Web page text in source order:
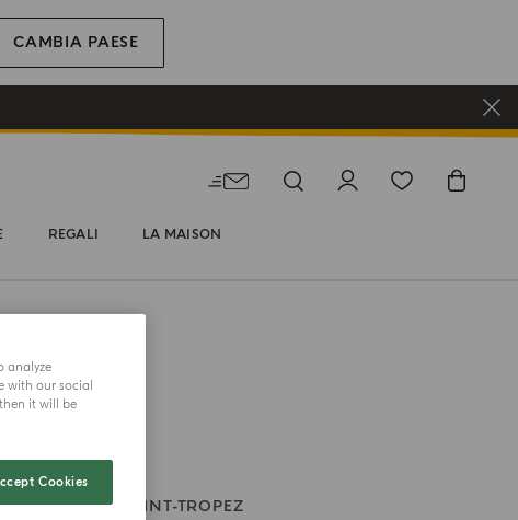
CAMBIA PAESE
REGALI LA MAISON
COLLECTION
BOUTIQUE SAINT-TROPEZ
analyze
with our social
it will be
Cookies